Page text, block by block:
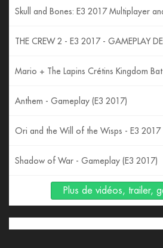
THE CREW 2 - E3 2017 - GAMEPLAY
Anthem - Gameplay (E3 2017)
Shadow of War - Gameplay (E3 2017)
Plus de vidéos, trailer,